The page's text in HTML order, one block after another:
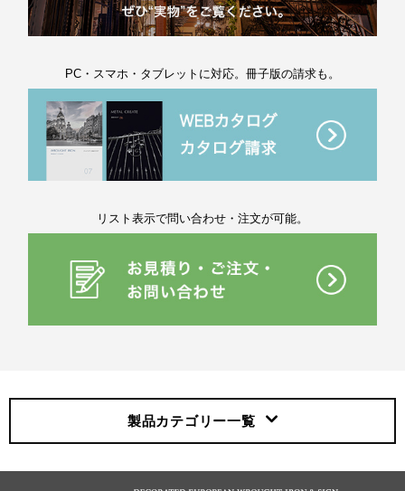
PC・スマホ・タブレットに対応。冊子版の請求も。
リスト表示で問い合わせ・注文が可能。
製品カテゴリー一覧